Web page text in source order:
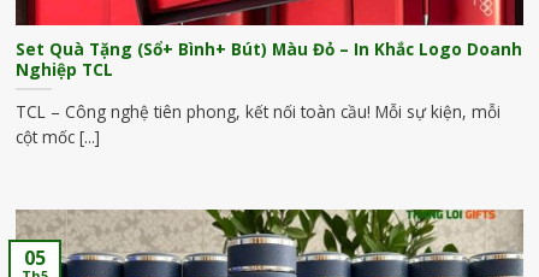
Set Quà Tặng (Sổ+ Bình+ Bút) Màu Đỏ – In Khắc Logo Doanh
Nghiệp TCL
TCL – Công nghệ tiên phong, kết nối toàn cầu! Mỗi sự kiện, mỗi
cột mốc [...]
05